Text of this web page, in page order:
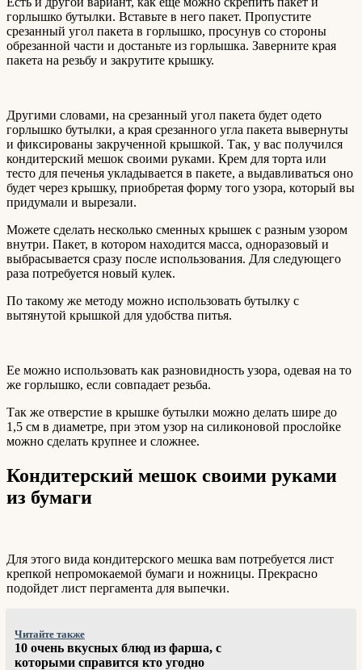
горлышко бутылки. Вставьте в него пакет. Пропустите
срезанный угол пакета в горлышко, просунув со стороны
обрезанной части и достаньте из горлышка. Заверните края
пакета на резьбу и закрутите крышку.
Другими словами, на срезанный угол пакета будет одето
горлышко бутылки, а края срезанного угла пакета вывернуты
и фиксированы закрученной крышкой. Так, у вас получился
кондитерский мешок своими руками. Крем для торта или
тесто для печенья укладывается в пакете, а выдавливаться оно
будет через крышку, приобретая форму того узора, который вы
придумали и вырезали.
Можете сделать несколько сменных крышек с разным узором
внутри. Пакет, в котором находится масса, одноразовый и
выбрасывается сразу после использования. Для следующего
раза потребуется новый кулек.
По такому же методу можно использовать бутылку с
вытянутой крышкой для удобства питья.
Ее можно использовать как разновидность узора, одевая на то
же горлышко, если совпадает резьба.
Так же отверстие в крышке бутылки можно делать шире до
1,5 см в диаметре, при этом узор на силиконовой прослойке
можно сделать крупнее и сложнее.
Кондитерский мешок своими руками
из бумаги
Для этого вида кондитерского мешка вам потребуется лист
крепкой непромокаемой бумаги и ножницы. Прекрасно
подойдет лист пергамента для выпечки.
Читайте также
10 очень вкусных блюд из фарша, с
которыми справится кто угодно